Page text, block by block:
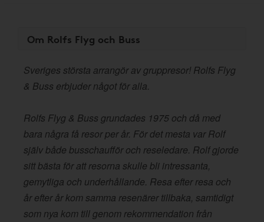
Om Rolfs Flyg och Buss
Sveriges största arrangör av gruppresor! Rolfs Flyg
& Buss erbjuder något för alla.
Rolfs Flyg & Buss grundades 1975 och då med
bara några få resor per år. För det mesta var Rolf
själv både busschaufför och reseledare. Rolf gjorde
sitt bästa för att resorna skulle bli intressanta,
gemytliga och underhållande. Resa efter resa och
år efter år kom samma resenärer tillbaka, samtidigt
som nya kom till genom rekommendation från